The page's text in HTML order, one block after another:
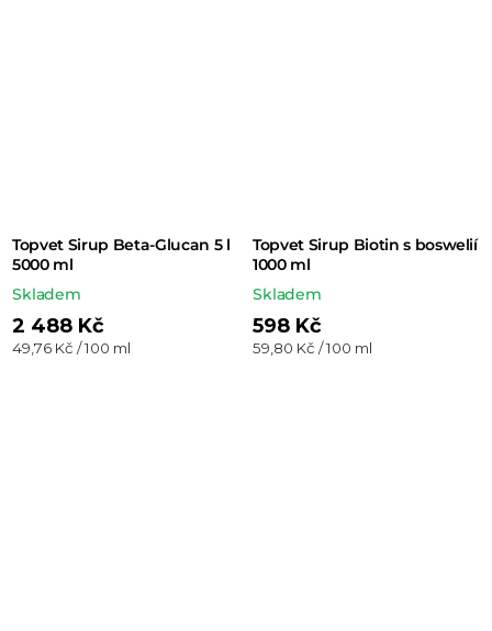
Topvet Sirup Beta-Glucan 5 l
5000 ml
Skladem
2 488 Kč
Měrná
49,76 Kč / 100 ml
Topvet Sirup Biotin s boswelií
1000 ml
Skladem
598 Kč
Měrná
59,80 Kč / 100 ml